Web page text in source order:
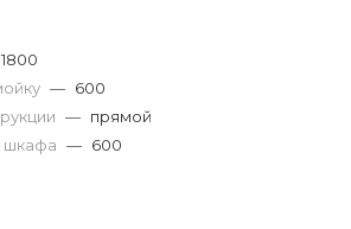
1800
— 600
— прямой
шкафа — 600